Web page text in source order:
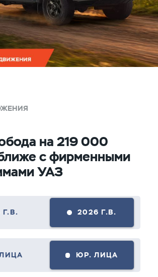
на 219 000
с фирменными
УАЗ
Г.В. 2026 Г.В.
ЮР. ЛИЦА